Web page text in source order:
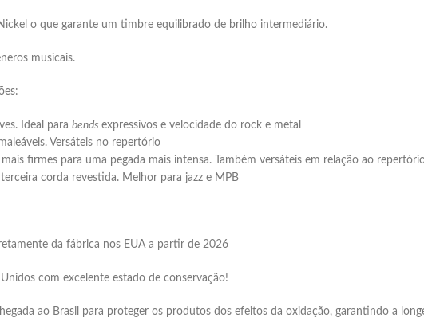
o que garante um timbre equilibrado de brilho intermediário.
musicais.
Ideal para bends expressivos e velocidade do rock e metal
Versáteis no repertório
firmes para uma pegada mais intensa. Também versáteis em relação ao
corda revestida. Melhor para jazz e MPB
da fábrica nos EUA a partir de 2026
com excelente estado de conservação!
ao Brasil para proteger os produtos dos efeitos da oxidação, garantindo a